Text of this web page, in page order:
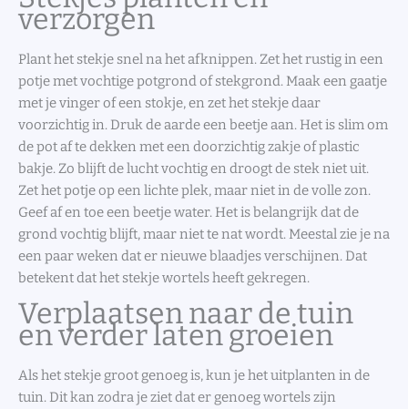
verzorgen
Plant het stekje snel na het afknippen. Zet het rustig in een
potje met vochtige potgrond of stekgrond. Maak een gaatje
met je vinger of een stokje, en zet het stekje daar
voorzichtig in. Druk de aarde een beetje aan. Het is slim om
de pot af te dekken met een doorzichtig zakje of plastic
bakje. Zo blijft de lucht vochtig en droogt de stek niet uit.
Zet het potje op een lichte plek, maar niet in de volle zon.
Geef af en toe een beetje water. Het is belangrijk dat de
grond vochtig blijft, maar niet te nat wordt. Meestal zie je na
een paar weken dat er nieuwe blaadjes verschijnen. Dat
betekent dat het stekje wortels heeft gekregen.
Verplaatsen naar de tuin
en verder laten groeien
Als het stekje groot genoeg is, kun je het uitplanten in de
tuin. Dit kan zodra je ziet dat er genoeg wortels zijn